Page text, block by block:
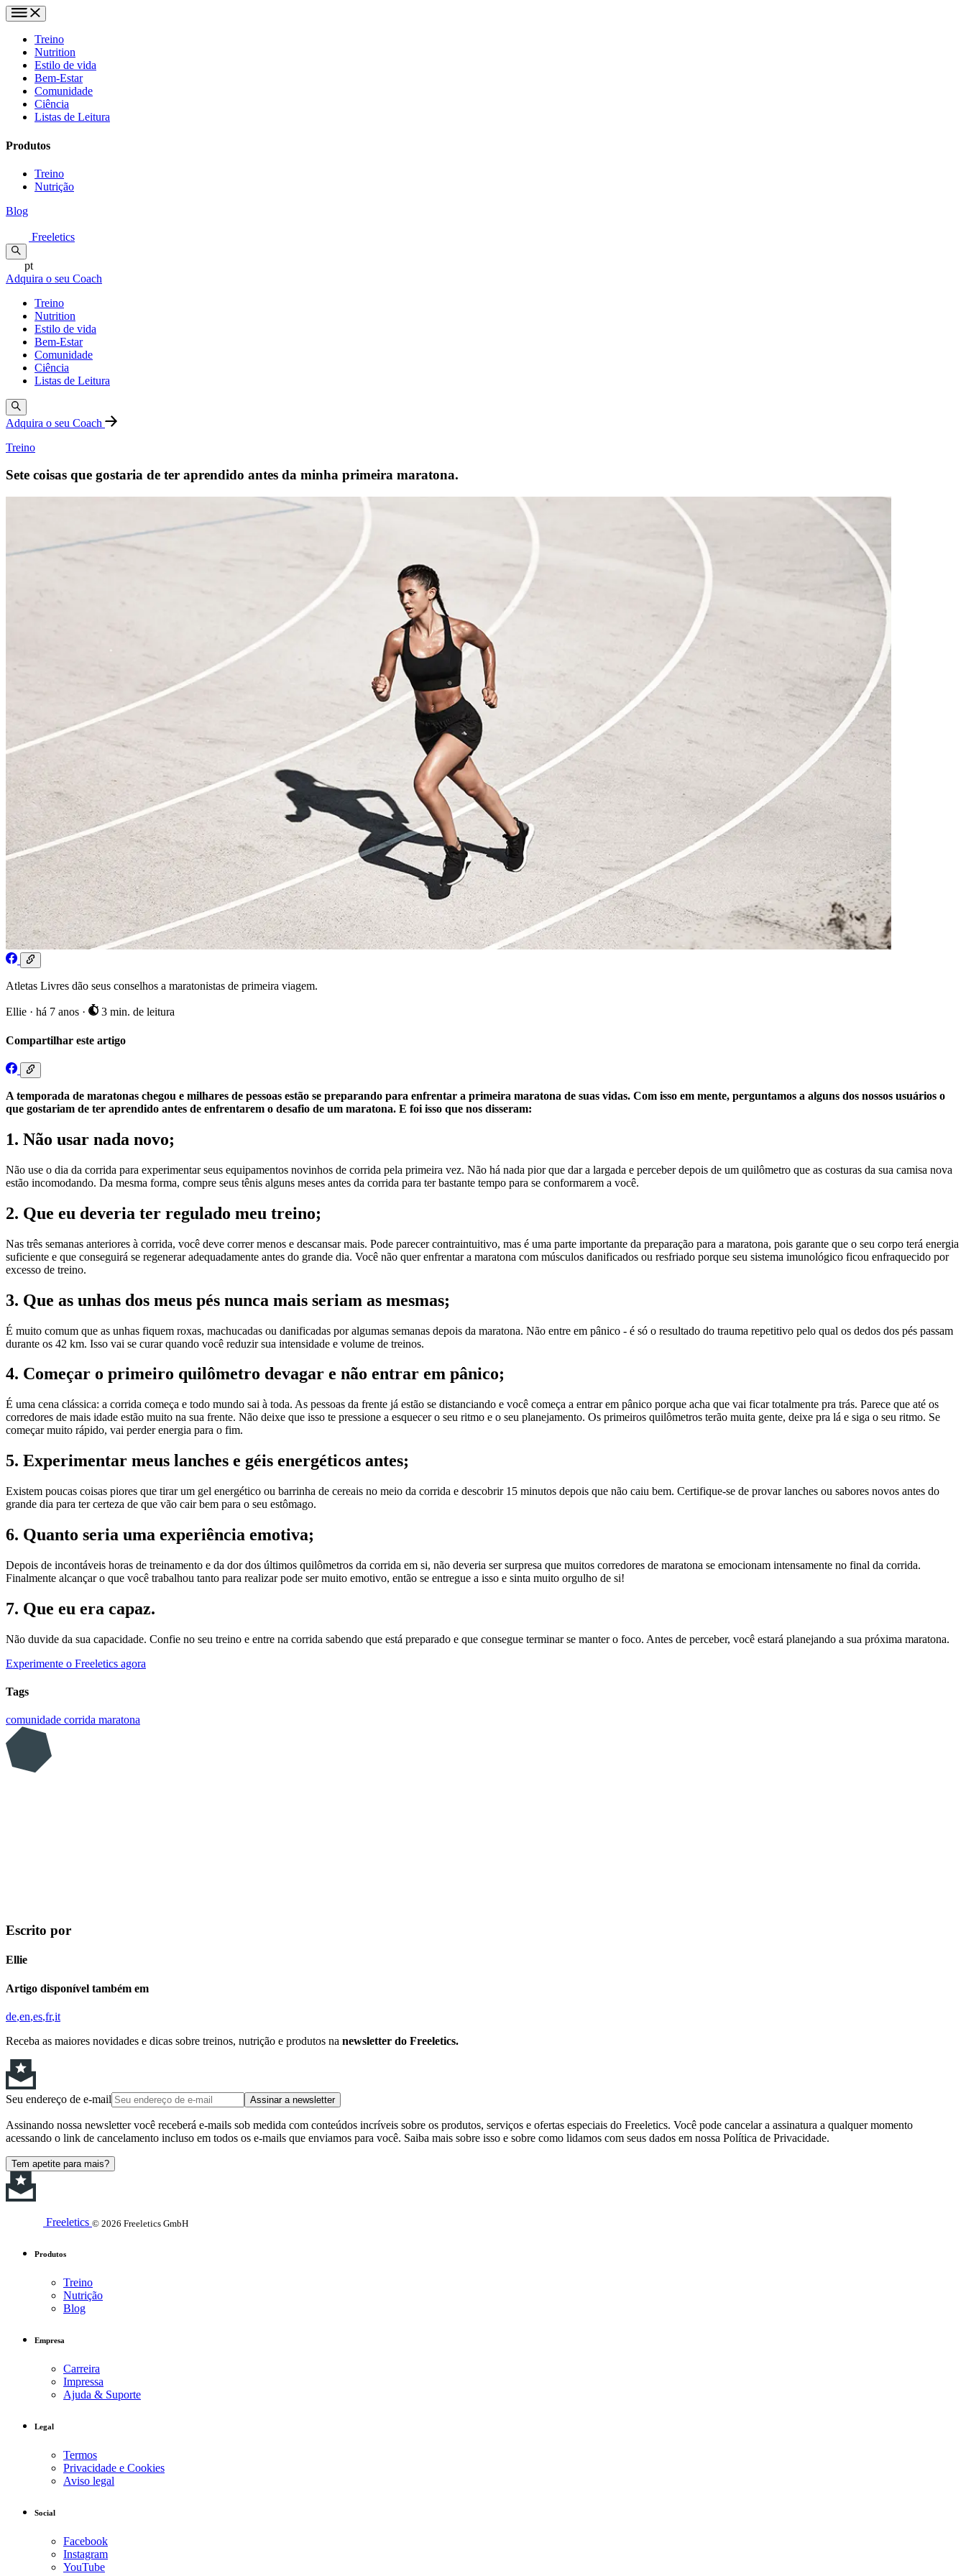
Treino
Nutrition
Estilo de vida
Bem-Estar
Comunidade
Ciência
Listas de Leitura
Produtos
Treino
Nutrição
Blog
Freeletics
pt
Adquira o seu Coach
Treino
Nutrition
Estilo de vida
Bem-Estar
Comunidade
Ciência
Listas de Leitura
Adquira o seu Coach
Treino
Sete coisas que gostaria de ter aprendido antes da minha primeira maratona.
Atletas Livres dão seus conselhos a maratonistas de primeira viagem.
Ellie · há 7 anos · 3 min. de leitura
Compartilhar este artigo
A temporada de maratonas chegou e milhares de pessoas estão se preparando para enfrentar a primeira maratona de suas vidas. Com isso em mente, perguntamos a alguns dos nossos usuários o
que gostariam de ter aprendido antes de enfrentarem o desafio de um maratona. E foi isso que nos disseram:
1. Não usar nada novo;
Não use o dia da corrida para experimentar seus equipamentos novinhos de corrida pela primeira vez. Não há nada pior que dar a largada e perceber depois de um quilômetro que as costuras da sua camisa nova
estão incomodando. Da mesma forma, compre seus tênis alguns meses antes da corrida para ter bastante tempo para se conformarem a você.
2. Que eu deveria ter regulado meu treino;
Nas três semanas anteriores à corrida, você deve correr menos e descansar mais. Pode parecer contraintuitivo, mas é uma parte importante da preparação para a maratona, pois garante que o seu corpo terá energia
suficiente e que conseguirá se regenerar adequadamente antes do grande dia. Você não quer enfrentar a maratona com músculos danificados ou resfriado porque seu sistema imunológico ficou enfraquecido por
excesso de treino.
3. Que as unhas dos meus pés nunca mais seriam as mesmas;
É muito comum que as unhas fiquem roxas, machucadas ou danificadas por algumas semanas depois da maratona. Não entre em pânico - é só o resultado do trauma repetitivo pelo qual os dedos dos pés passam
durante os 42 km. Isso vai se curar quando você reduzir sua intensidade e volume de treinos.
4. Começar o primeiro quilômetro devagar e não entrar em pânico;
É uma cena clássica: a corrida começa e todo mundo sai à toda. As pessoas da frente já estão se distanciando e você começa a entrar em pânico porque acha que vai ficar totalmente pra trás. Parece que até os
corredores de mais idade estão muito na sua frente. Não deixe que isso te pressione a esquecer o seu ritmo e o seu planejamento. Os primeiros quilômetros terão muita gente, deixe pra lá e siga o seu ritmo. Se
começar muito rápido, vai perder energia para o fim.
5. Experimentar meus lanches e géis energéticos antes;
Existem poucas coisas piores que tirar um gel energético ou barrinha de cereais no meio da corrida e descobrir 15 minutos depois que não caiu bem. Certifique-se de provar lanches ou sabores novos antes do
grande dia para ter certeza de que vão cair bem para o seu estômago.
6. Quanto seria uma experiência emotiva;
Depois de incontáveis horas de treinamento e da dor dos últimos quilômetros da corrida em si, não deveria ser surpresa que muitos corredores de maratona se emocionam intensamente no final da corrida.
Finalmente alcançar o que você trabalhou tanto para realizar pode ser muito emotivo, então se entregue a isso e sinta muito orgulho de si!
7. Que eu era capaz.
Não duvide da sua capacidade. Confie no seu treino e entre na corrida sabendo que está preparado e que consegue terminar se manter o foco. Antes de perceber, você estará planejando a sua próxima maratona.
Experimente o Freeletics agora
Tags
comunidade corrida maratona
Escrito por
Ellie
Artigo disponível também em
de en es fr it
Receba as maiores novidades e dicas sobre treinos, nutrição e produtos na newsletter do Freeletics.
Seu endereço de e-mail Assinar a newsletter
Assinando nossa newsletter você receberá e-mails sob medida com conteúdos incríveis sobre os produtos, serviços e ofertas especiais do Freeletics. Você pode cancelar a assinatura a qualquer momento
acessando o link de cancelamento incluso em todos os e-mails que enviamos para você. Saiba mais sobre isso e sobre como lidamos com seus dados em nossa Política de Privacidade.
Tem apetite para mais?
Freeletics © 2026 Freeletics GmbH
Produtos
Treino
Nutrição
Blog
Empresa
Carreira
Impressa
Ajuda & Suporte
Legal
Termos
Privacidade e Cookies
Aviso legal
Social
Facebook
Instagram
YouTube